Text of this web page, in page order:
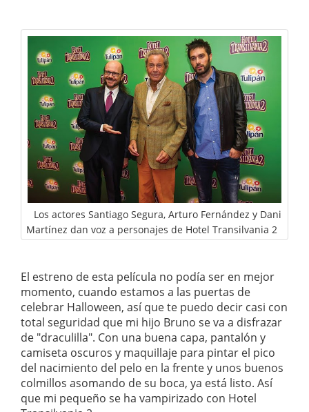
Los actores Santiago Segura, Arturo Fernández y Dani
Martínez dan voz a personajes de Hotel Transilvania 2
El estreno de esta película no podía ser en mejor
momento, cuando estamos a las puertas de
celebrar Halloween, así que te puedo decir casi con
total seguridad que mi hijo Bruno se va a disfrazar
de "draculilla". Con una buena capa, pantalón y
camiseta oscuros y maquillaje para pintar el pico
del nacimiento del pelo en la frente y unos buenos
colmillos asomando de su boca, ya está listo. Así
que mi pequeño se ha vampirizado con Hotel